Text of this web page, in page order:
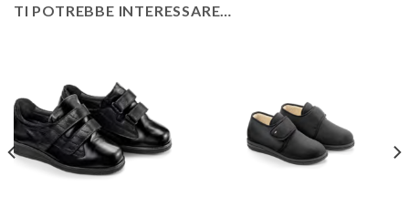
TI POTREBBE INTERESSARE…